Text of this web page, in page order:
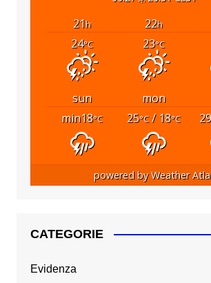
21h 22h
24°C 23°C
sun mon
min18°C 25°C/ 18°C 29
powered byWeather
CATEGORIE
Evidenza